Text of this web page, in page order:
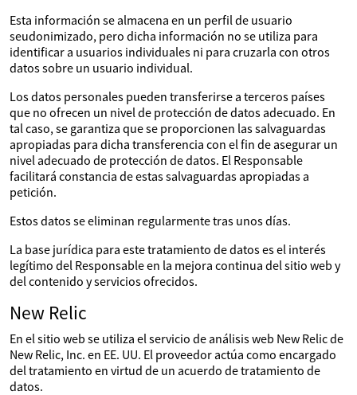
Esta información se almacena en un perfil de usuario
seudonimizado, pero dicha información no se utiliza para
identificar a usuarios individuales ni para cruzarla con otros
datos sobre un usuario individual.
Los datos personales pueden transferirse a terceros países
que no ofrecen un nivel de protección de datos adecuado. En
tal caso, se garantiza que se proporcionen las salvaguardas
apropiadas para dicha transferencia con el fin de asegurar un
nivel adecuado de protección de datos. El Responsable
facilitará constancia de estas salvaguardas apropiadas a
petición.
Estos datos se eliminan regularmente tras unos días.
La base jurídica para este tratamiento de datos es el interés
legítimo del Responsable en la mejora continua del sitio web y
del contenido y servicios ofrecidos.
New Relic
En el sitio web se utiliza el servicio de análisis web New Relic de
New Relic, Inc. en EE. UU. El proveedor actúa como encargado
del tratamiento en virtud de un acuerdo de tratamiento de
datos.